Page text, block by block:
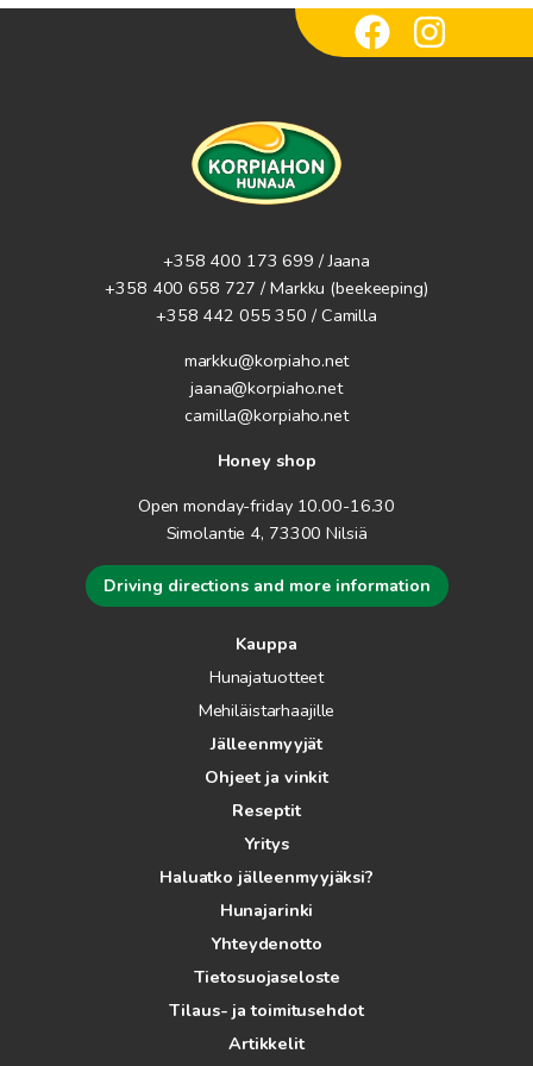
+358 400 173 699 / Jaana
+358 400 658 727 / Markku (beekeeping)
+358 442 055 350 / Camilla
markku@korpiaho.net
jaana@korpiaho.net
camilla@korpiaho.net
Honey shop
Open monday-friday 10.00-16.30
Simolantie 4, 73300 Nilsiä
Driving directions and more information
Kauppa
Hunajatuotteet
Mehiläistarhaajille
Jälleenmyyjät
Ohjeet ja vinkit
Reseptit
Yritys
Haluatko jälleenmyyjäksi?
Hunajarinki
Yhteydenotto
Tietosuojaseloste
Tilaus- ja toimitusehdot
Artikkelit